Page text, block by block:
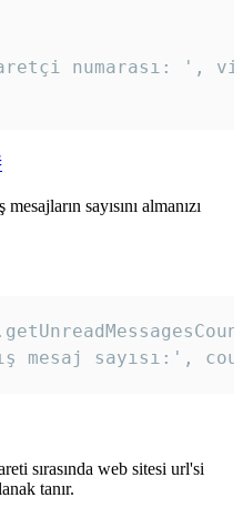
numarası: ',
sayısını almanızı
mesaj sayısı:',
sırasında web sitesi url'si
tanır.